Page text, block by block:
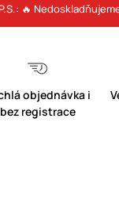
🔥
objednávka i
bez registrace